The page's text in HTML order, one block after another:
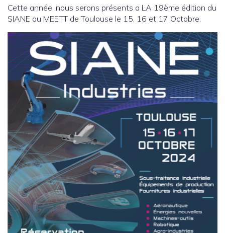
Cette année, nous serons présents a LA 19ème édition du
SIANE au MEETT de Toulouse le 15, 16 et 17 Octobre.